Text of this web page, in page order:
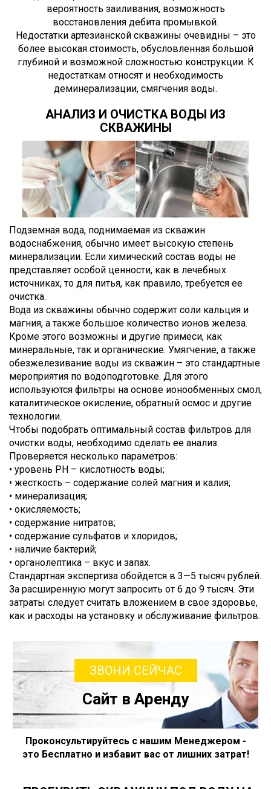
вероятность заиливания, возможность
восстановления дебита промывкой.
Недостатки артезианской скважины очевидны – это
более высокая стоимость, обусловленная большой
глубиной и возможной сложностью конструкции. К
недостаткам относят и необходимость
деминерализации, смягчения воды.
АНАЛИЗ И ОЧИСТКА ВОДЫ ИЗ
СКВАЖИНЫ
Подземная вода, поднимаемая из скважин
водоснабжения, обычно имеет высокую степень
минерализации. Если химический состав воды не
представляет особой ценности, как в лечебных
источниках, то для питья, как правило, требуется ее
очистка.
Вода из скважины обычно содержит соли кальция и
магния, а также большое количество ионов железа.
Кроме этого возможны и другие примеси, как
минеральные, так и органические. Умягчение, а также
обезжелезивание воды из скважин – это стандартные
мероприятия по водоподготовке. Для этого
используются фильтры на основе ионообменных смол,
каталитическое окисление, обратный осмос и другие
технологии.
Чтобы подобрать оптимальный состав фильтров для
очистки воды, необходимо сделать ее анализ.
Проверяется несколько параметров:
• уровень PH – кислотность воды;
• жесткость – содержание солей магния и калия;
• минерализация;
• окисляемость;
• содержание нитратов;
• содержание сульфатов и хлоридов;
• наличие бактерий;
• органолептика – вкус и запах.
Стандартная экспертиза обойдется в 3—5 тысяч рублей.
За расширенную могут запросить от 6 до 9 тысяч. Эти
затраты следует считать вложением в свое здоровье,
как и расходы на установку и обслуживание фильтров.
ЗВОНИ СЕЙЧАС
Сайт в Аренду
Проконсультируйтесь с нашим Менеджером -
это Бесплатно и избавит вас от лишних затрат!